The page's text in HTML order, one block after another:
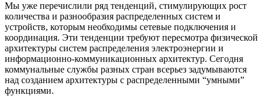
Мы уже перечислили ряд тенденций, стимулирующих рост
количества и разнообразия распределенных систем и
устройств, которым необходимы сетевые подключения и
координация. Эти тенденции требуют пересмотра физической
архитектуры систем распределения электроэнергии и
информационно-коммуникационных архитектур. Сегодня
коммунальные службы разных стран всерьез задумываются
над созданием архитектуры с распределенными “умными”
функциями.